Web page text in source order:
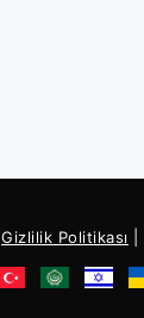
Gizlilik Politikası